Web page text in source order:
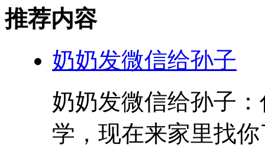
推荐内容
奶奶发微信给孙子
奶奶发微信给孙子
学，现在来家里找